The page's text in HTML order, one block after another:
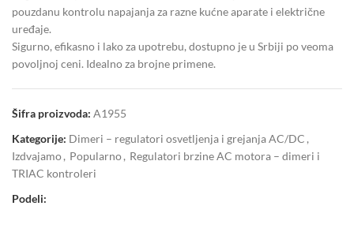
pouzdanu kontrolu napajanja za razne kućne aparate i električne
uređaje.
Sigurno, efikasno i lako za upotrebu, dostupno je u Srbiji po veoma
povoljnoj ceni. Idealno za brojne primene.
Šifra proizvoda: A1955
Kategorije: Dimeri – regulatori osvetljenja i grejanja AC/DC ,
Izdvajamo, Popularno, Regulatori brzine AC motora – dimeri i
TRIAC kontroleri
Podeli: